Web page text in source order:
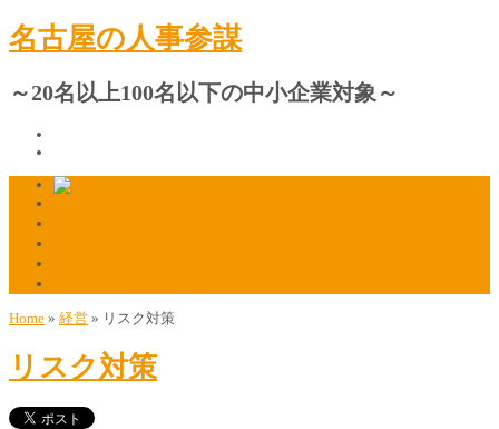
名古屋の人事参謀
～20名以上100名以下の中小企業対象～
Home » 経営 » リスク対策
リスク対策